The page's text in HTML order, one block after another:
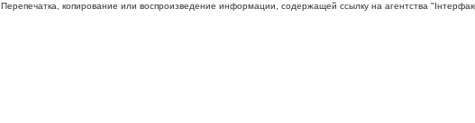
копирование или воспроизведение информации, содержащей ссылку на агентства